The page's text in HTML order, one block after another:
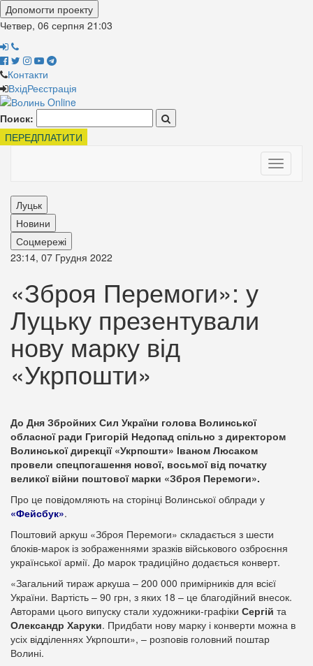
Допомогти проекту
Четвер, 06 серпня 21:03
Контакти
ВхідРеєстрація
Поиск:
ПЕРЕДПЛАТИТИ
Toggle
Луцьк
Новини
Соцмережі
23:14, 07 Грудня 2022
«Зброя Перемоги»: у
Луцьку презентували
нову марку від
«Укрпошти»
До Дня Збройних Сил України голова Волинської
обласної ради Григорій Недопад спільно з директором
Волинської дирекції «Укрпошти» Іваном Люсаком
провели спецпогашення нової, восьмої від початку
великої війни поштової марки «Зброя Перемоги».
Про це повідомляють на сторінці Волинської облради у
«Фейсбук».
Поштовий аркуш «Зброя Перемоги» складається з шести
блоків-марок із зображеннями зразків військового озброєння
української армії. До марок традиційно додається конверт.
«Загальний тираж аркуша – 200 000 примірників для всієї
України. Вартість – 90 грн, з яких 18 – це благодійний внесок.
Авторами цього випуску стали художники-графіки Сергій та
Олександр Харуки. Придбати нову марку і конверти можна в
усіх відділеннях Укрпошти», – розповів головний поштар
Волині.